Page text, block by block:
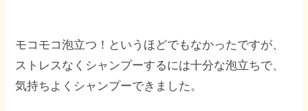
モコモコ泡立つ！というほどでもなかったですが、
ストレスなくシャンプーするには十分な泡立ちで、
気持ちよくシャンプーできました。